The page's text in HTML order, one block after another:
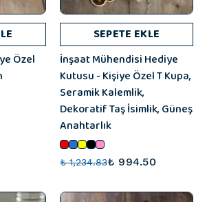
Özel
SEPETE EKLE
İnşaat Mühendisi Hediye
Kutusu - Kişiye Özel T Kupa,
Seramik Kalemlik,
Dekoratif Taş İsimlik, Güneş
Anahtarlık
₺ 1,234.83₺ 994.50